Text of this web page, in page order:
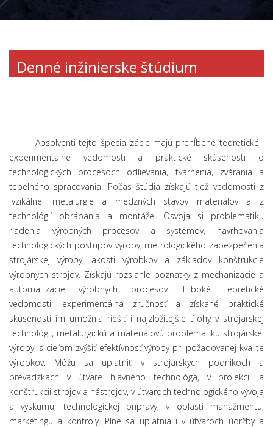
Denné inžinierske štúdium
Absolventi tejto špecializácie majú prehĺbené teoretické i
experimentálne vedomosti a praktické skúsenosti o
technologických procesoch odlievania, tvárnenia, zvárania a
tepelného spracovania. Počas štúdia získajú tiež vedomosti z
fyzikálnej metalurgie a medzných stavov materiálov a z
technológií obrábania a montáže. Osvoja si problematiku
riadenia výrobných procesov a systémov, navrhovania
technologických postupov výroby, metrologického zabezpečenia
strojárskej výroby, akosti výrobkov a základov konštrukcie
výrobných strojov. Získajú rozsiahle poznatky z mechanizácie a
automatizácie výrobných procesov. Hlboké teoretické
vedomosti, experimentálna zručnosť a získané praktické
skúsenosti im umožnia riešiť i najzložitejšie úlohy v strojárskej
technológii, metalurgickú a materiálovú problematiku strojárskej
výroby, s cieľom zvýšiť efektívnosť výroby pri požadovanej kvalite
výrobkov. Môžu sa uplatniť v strojárskych podnikoch a
prevádzkach v útvare hlavného technológa, v projekcii a
konštrukcii strojov a nástrojov, v útvaroch technologického vývoja
a výskumu, technologickej prípravy, v oblasti manažmentu,
marketingu a kontroly. Plne sa uplatnia i v útvaroch údržby a